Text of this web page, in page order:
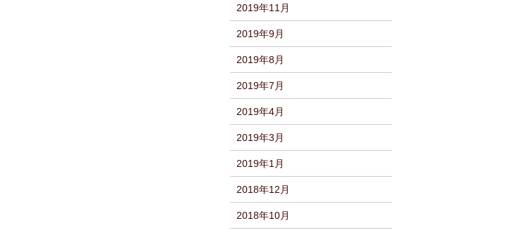
2019年11月
2019年9月
2019年8月
2019年7月
2019年4月
2019年3月
2019年1月
2018年12月
2018年10月